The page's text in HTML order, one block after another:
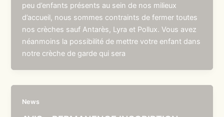
peu d’enfants présents au sein de nos milieux
d’accueil, nous sommes contraints de fermer toutes
nos crèches sauf Antarès, Lyra et Pollux. Vous avez
néanmoins la possibilité de mettre votre enfant dans
notre crèche de garde qui sera
News